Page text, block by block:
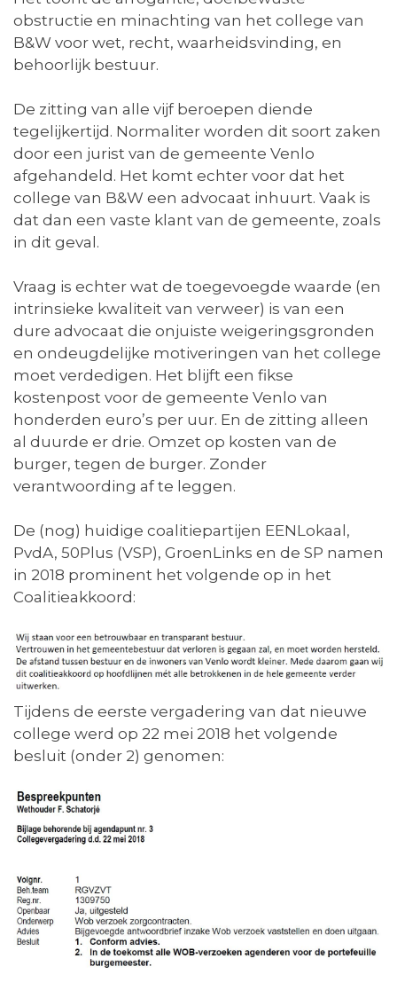
obstructie en minachting van het college van
B&W voor wet, recht, waarheidsvinding, en
behoorlijk bestuur.
De zitting van alle vijf beroepen diende
tegelijkertijd. Normaliter worden dit soort zaken
door een jurist van de gemeente Venlo
afgehandeld. Het komt echter voor dat het
college van B&W een advocaat inhuurt. Vaak is
dat dan een vaste klant van de gemeente, zoals
in dit geval.
Vraag is echter wat de toegevoegde waarde (en
intrinsieke kwaliteit van verweer) is van een
dure advocaat die onjuiste weigeringsgronden
en ondeugdelijke motiveringen van het college
moet verdedigen. Het blijft een fikse
kostenpost voor de gemeente Venlo van
honderden euro’s per uur. En de zitting alleen
al duurde er drie. Omzet op kosten van de
burger, tegen de burger. Zonder
verantwoording af te leggen.
De (nog) huidige coalitiepartijen EENLokaal,
PvdA, 50Plus (VSP), GroenLinks en de SP namen
in 2018 prominent het volgende op in het
Coalitieakkoord:
Tijdens de eerste vergadering van dat nieuwe
college werd op 22 mei 2018 het volgende
besluit (onder 2) genomen: